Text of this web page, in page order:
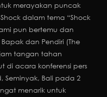
merayakan puncak
dalam tema “Shock
pun bertemu dan
dan Pendiri (The
tangan tahan
di acara konferensi pers
Seminyak, Bali pada 2
menarik untuk